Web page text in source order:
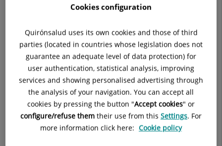
equipos de especialistas en Cirugía Plástica, Estética y
avanzados en cirugía y medicina estética, dentro de un
ámbito hospitalario, garantizando al máximo la seguridad.
La Cirugía, Plástica y Reparadora es una rama de la cirugía
que se ocupa de la corrección quirúrgica de todo proceso
congénito, adquirido, tumoral o simplemente involutivo que
requiera reparación o reposición de estructuras superficiales
que afecten a la forma y función corporal, estando sus
técnicas basadas en el trasplante y movilización de tejidos.
Para esto se emplean injertos, plastias e implantes de
Cookies configuration
Quirónsalud uses its own cookies and those of third
parties (located in countries whose legislation does not
guarantee an adequate level of data protection) for
user authentication, statistical analysis, improving
services and showing personalised advertising through
the analysis of your navigation. You can accept all
cookies by pressing the button "Accept cookies" or
configure/refuse them their use from this Settings. For
more information click here: Cookie policy